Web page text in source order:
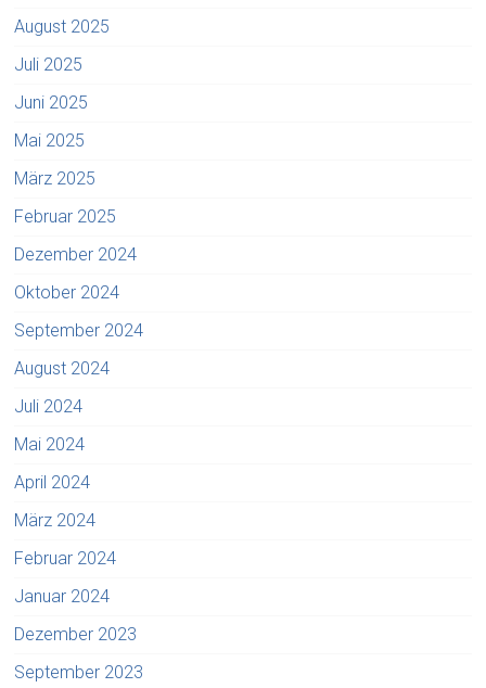
August 2025
Juli 2025
Juni 2025
Mai 2025
März 2025
Februar 2025
Dezember 2024
Oktober 2024
September 2024
August 2024
Juli 2024
Mai 2024
April 2024
März 2024
Februar 2024
Januar 2024
Dezember 2023
September 2023